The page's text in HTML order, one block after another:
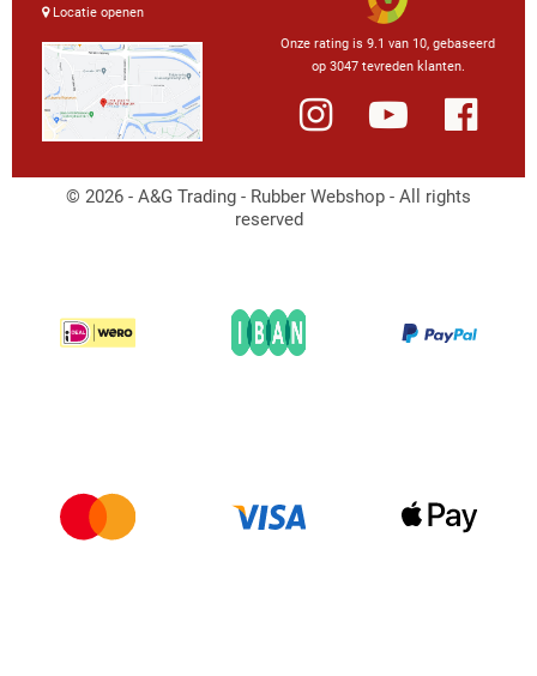
Locatie openen
Onze rating is 9.1 van 10, gebaseerd
op 3047 tevreden klanten.
© 2026 - A&G Trading - Rubber Webshop - All rights
reserved